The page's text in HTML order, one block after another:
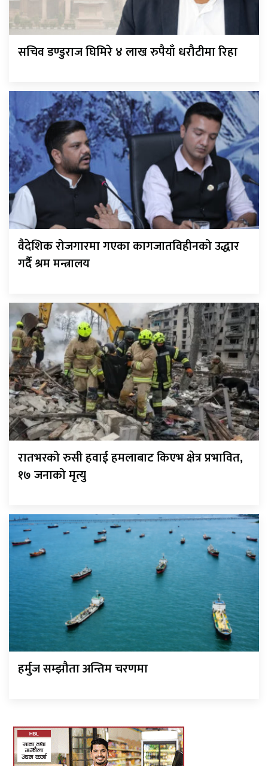
सचिव डण्डुराज घिमिरे ४ लाख रुपैयाँ धरौटीमा रिहा
वैदेशिक रोजगारमा गएका कागजातविहीनको उद्धार
गर्दै श्रम मन्त्रालय
रातभरको रुसी हवाई हमलाबाट किएभ क्षेत्र प्रभावित,
१७ जनाको मृत्यु
हर्मुज सम्झौता अन्तिम चरणमा